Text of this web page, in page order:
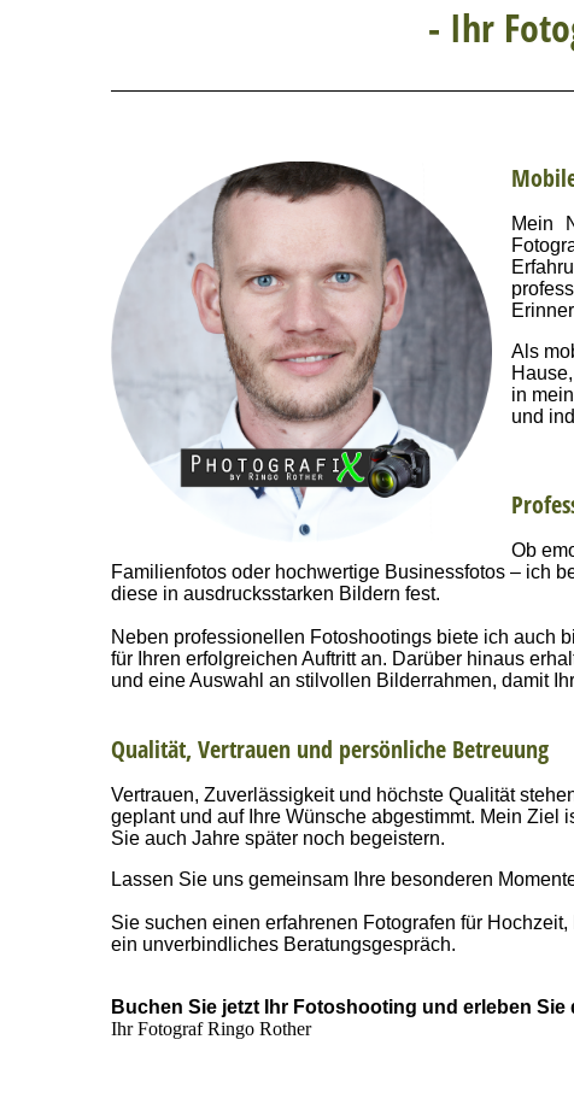
- Ihr
Mein
Als
in
und
Ob
Familienfotos oder hochwertige Businessfotos – ich
diese in ausdrucksstarken Bildern fest.
Neben professionellen Fotoshootings biete ich auch
für Ihren erfolgreichen Auftritt an. Darüber hinaus
und eine Auswahl an stilvollen Bilderrahmen, damit
Qualität, Vertrauen und persönliche Betreuung
Vertrauen, Zuverlässigkeit und höchste Qualität
geplant und auf Ihre Wünsche abgestimmt. Mein
Sie auch Jahre später noch begeistern.
Lassen Sie uns gemeinsam Ihre besonderen
Sie suchen einen erfahrenen Fotografen für
ein unverbindliches Beratungsgespräch.
Buchen Sie jetzt Ihr Fotoshooting und erleben
Ihr FotografRingo Rother